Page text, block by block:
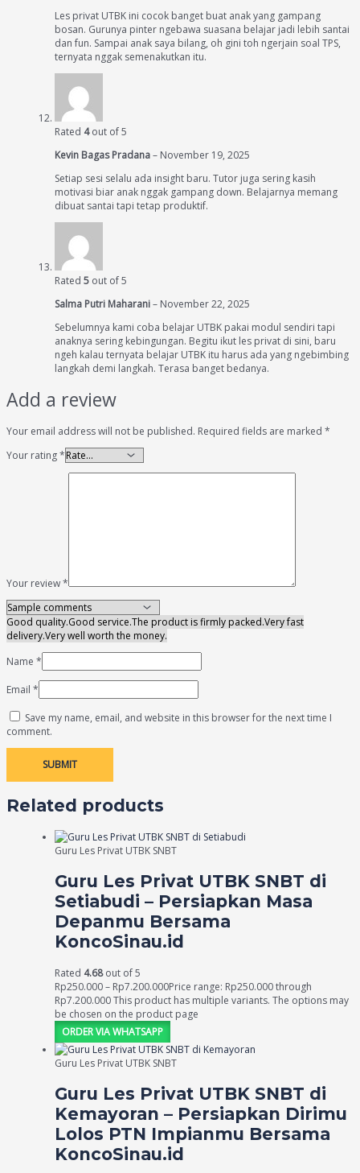
Les privat UTBK ini cocok banget buat anak yang gampang
bosan. Gurunya pinter ngebawa suasana belajar jadi lebih santai
dan fun. Sampai anak saya bilang, oh gini toh ngerjain soal TPS,
ternyata nggak semenakutkan itu.
Rated 4out of 5
Kevin Bagas Pradana– November 19, 2025
Setiap sesi selalu ada insight baru. Tutor juga sering kasih
motivasi biar anak nggak gampang down. Belajarnya memang
dibuat santai tapi tetap produktif.
Rated 5 out of 5
Salma Putri Maharani– November 22, 2025
Sebelumnya kami coba belajar UTBK pakai modul sendiri tapi
anaknya sering kebingungan. Begitu ikut les privat di sini, baru
ngeh kalau ternyata belajar UTBK itu harus ada yang ngebimbing
langkah demi langkah. Terasa banget bedanya.
Add a review
Your email address will not be published. Required fields are marked *
Your rating*
Your review*
Good quality.Good service.The product is firmly packed.Very fast
delivery.Very well worth the money.
Name *
Email *
Save my name, email, and website in this browser for the next time I
comment.
Related products
Guru Les Privat UTBK SNBT
Guru Les Privat UTBK SNBT di
Setiabudi – Persiapkan Masa
Depanmu Bersama
KoncoSinau.id
Rated 4.68out of 5
Rp250.000– Rp7.200.000Price range: Rp250.000 through
Rp7.200.000This product has multiple variants. The options may
be chosen on the product page
ORDER VIA WHATSAPP
Guru Les Privat UTBK SNBT
Guru Les Privat UTBK SNBT di
Kemayoran – Persiapkan Dirimu
Lolos PTN Impianmu Bersama
KoncoSinau.id